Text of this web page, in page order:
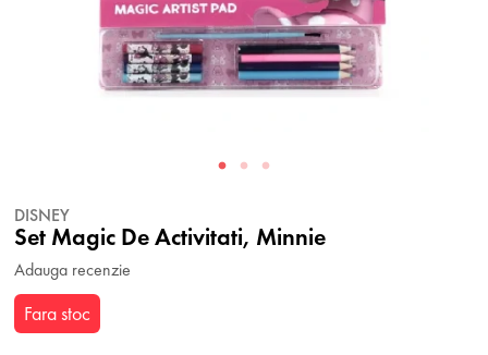
DISNEY
Set Magic De Activitati, Minnie
Adauga recenzie
Fara stoc